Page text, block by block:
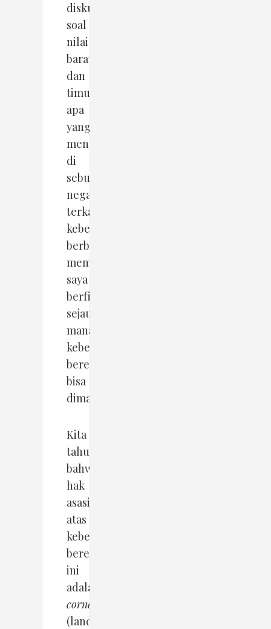
diskusi
soal
nilai
barat
dan
timur;
apa
yang
mengkontekstualkan
di
sebuah
negara
terkait
kebebasan
berbicara,
membuat
saya
berfikir
sejauh
mana
kebebasan
berekspresi
bisa
dimaknai.
Kita
tahu
bahwa
hak
asasi
atas
kebebasan
berekspresi
ini
adalah
cornerstone
(landasan)